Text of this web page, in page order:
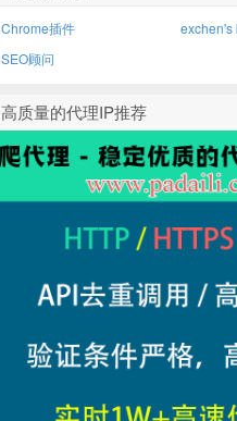
Chrome插件
exchen's
SEO顾问
高质量的代理IP推荐